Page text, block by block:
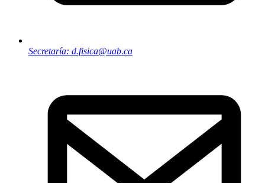
Secretaría: d.fisica@uab.ca